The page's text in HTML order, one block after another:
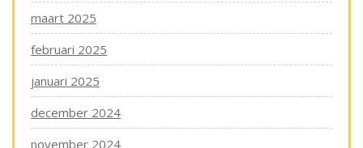
maart 2025
februari 2025
januari 2025
december 2024
november 2024